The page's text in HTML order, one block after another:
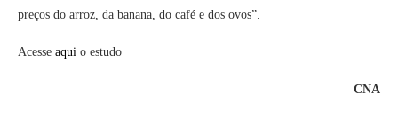
preços do arroz, da banana, do café e dos ovos”.
Acesse aqui o estudo
CNA